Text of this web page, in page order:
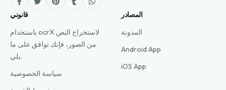
قانوني
باستخدام ocrX لاستخراج النص
من الصور، فإنك توافق على ما
يلي.
سياسة الخصوصية
المصادر
المدونة
Android App
iOS App